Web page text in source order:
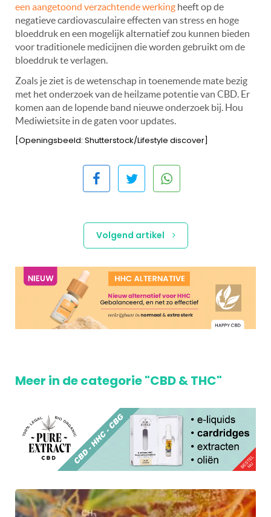
een aangetoond verzachtende werking heeft op de
negatieve cardiovasculaire effecten van stress en hoge
bloeddruk en een mogelijk alternatief zou kunnen bieden
voor traditionele medicijnen die worden gebruikt om de
bloeddruk te verlagen.
Zoals je ziet is de wetenschap in toenemende mate bezig
met het onderzoek van de heilzame potentie van CBD. Er
komen aan de lopende band nieuwe onderzoek bij. Hou
Mediwietsite in de gaten voor updates.
[Openingsbeeld: Shutterstock/Lifestyle discover]
Volgend artikel
Meer in de categorie "CBD & THC"